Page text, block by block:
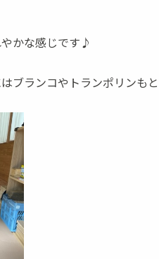
かな感じです♪
ブランコやトランポリンも